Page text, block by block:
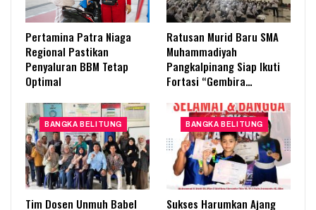
Pertamina Patra Niaga
Regional Pastikan
Penyaluran BBM Tetap
Optimal
Ratusan Murid Baru SMA
Muhammadiyah
Pangkalpinang Siap Ikuti
Fortasi “Gembira…
BANGKA BELITUNG
Tim Dosen Unmuh Babel
BANGKA BELITUNG
Sukses Harumkan Ajang